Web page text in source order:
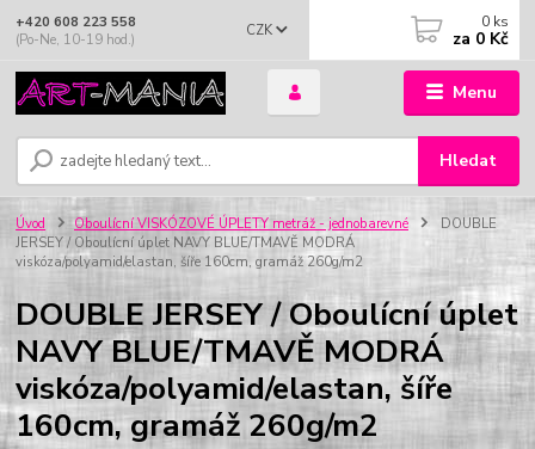
Menu
CZK
Hledat
+420 608 223 558
(Po-Ne, 10-19 hod.)
0 ks
za 0 Kč
Úvod Oboulícní VISKÓZOVÉ ÚPLETY metráž - jednobarevné
DOUBLE
JERSEY / Oboulícní úplet NAVY BLUE/TMAVĚ MODRÁ
viskóza/polyamid/elastan, šíře 160cm, gramáž 260g/m2
DOUBLE JERSEY / Oboulícní úplet
NAVY BLUE/TMAVĚ MODRÁ
viskóza/polyamid/elastan, šíře
160cm, gramáž 260g/m2